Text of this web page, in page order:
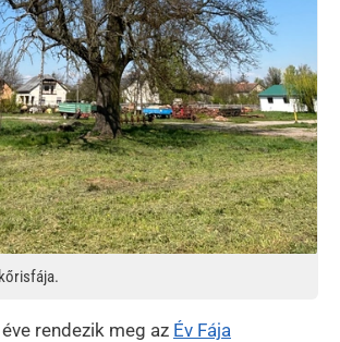
rendezik meg az Év Fája